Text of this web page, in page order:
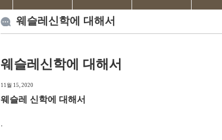
웨슬레신학에 대해서
웨슬레신학에 대해서
11월 15, 2020
웨슬레 신학에 대해서
.